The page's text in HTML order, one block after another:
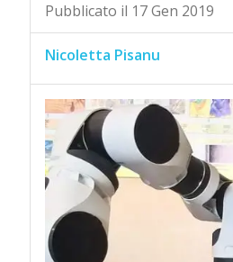
Pubblicato il 17 Gen 2019
Nicoletta Pisanu